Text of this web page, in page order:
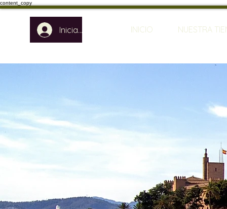
content_copy
Iniciar sesión INICIO NUESTRA